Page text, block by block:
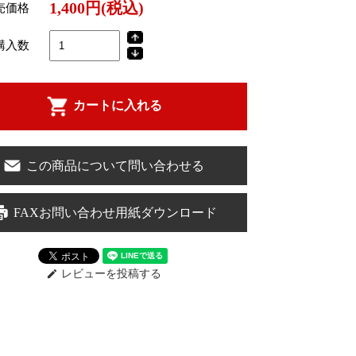
価格 1,400円(税込)
入数
カートに入れる
この商品について問い合わせる
FAXお問い合わせ用紙ダウンロード
edit レビューを投稿する